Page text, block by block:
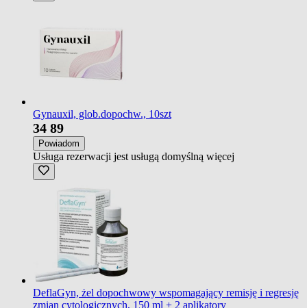
Gynauxil, glob.dopochw., 10szt
34 89
Powiadom
Usługa rezerwacji jest usługą domyślną więcej
DeflaGyn, żel dopochwowy wspomagający remisję i regresję
zmian cytologicznych, 150 ml + 2 aplikatory